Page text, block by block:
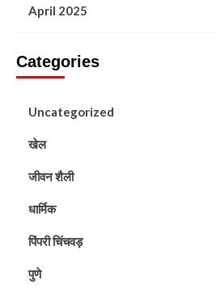
April 2025
Categories
Uncategorized
खेल
जीवन शैली
धार्मिक
पिंपरी चिंचवड़
पुणे